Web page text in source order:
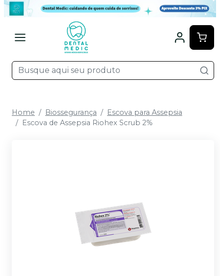
Home Biossegurança
Escova para Assepsia
Escova de Assepsia Riohex Scrub 2%